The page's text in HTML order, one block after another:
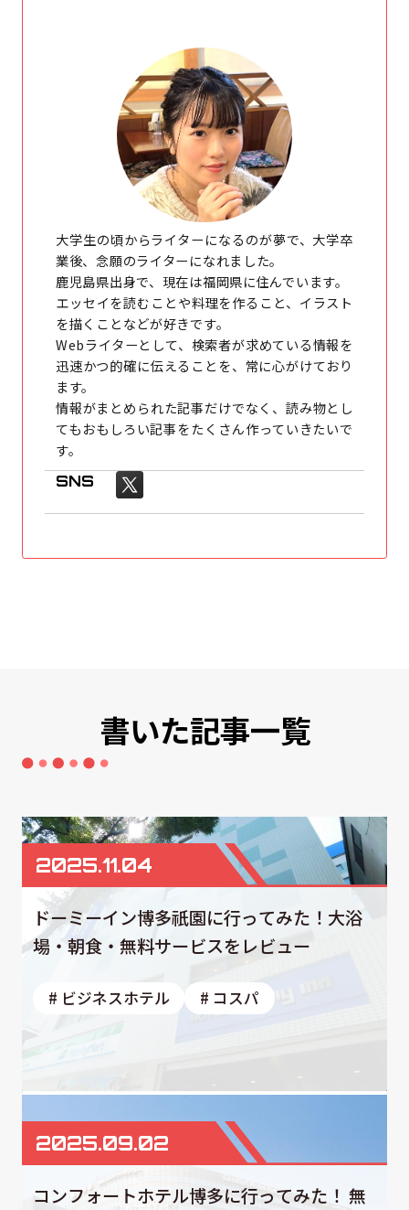
大学生の頃からライターになるのが夢で、大学卒
業後、念願のライターになれました。
鹿児島県出身で、現在は福岡県に住んでいます。
エッセイを読むことや料理を作ること、イラスト
を描くことなどが好きです。
Webライターとして、検索者が求めている情報を
迅速かつ的確に伝えることを、常に心がけており
ます。
情報がまとめられた記事だけでなく、読み物とし
てもおもしろい記事をたくさん作っていきたいで
す。
SNS
書いた記事一覧
2025.11.04
ドーミーイン博多祇園に行ってみた！大浴
場・朝食・無料サービスをレビュー
# ビジネスホテル # コスパ
2025.09.02
コンフォートホテル博多に行ってみた！ 無